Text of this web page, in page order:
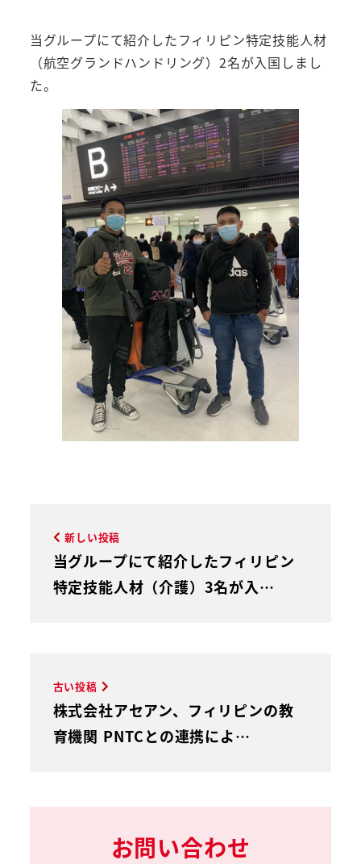
当グループにて紹介したフィリピン特定技能人材
（航空グランドハンドリング）2名が入国しまし
た。
古い投稿
株式会社アセアン、フィリピンの教
育機関 PNTCとの連携によ…
新しい投稿
当グループにて紹介したフィリピン
特定技能人材（介護）3名が入…
お問い合わせ